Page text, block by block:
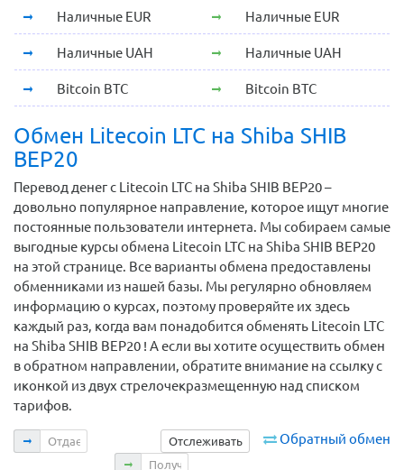
Наличные EUR Наличные EUR
Наличные UAH Наличные UAH
Bitcoin BTC Bitcoin BTC
Обмен Litecoin LTC на Shiba SHIB
BEP20
Перевод денег с Litecoin LTC на Shiba SHIB BEP20 –
довольно популярное направление, которое ищут многие
постоянные пользователи интернета. Мы собираем самые
выгодные курсы обмена Litecoin LTC на Shiba SHIB BEP20
на этой странице. Все варианты обмена предоставлены
обменниками из нашей базы. Мы регулярно обновляем
информацию о курсах, поэтому проверяйте их здесь
каждый раз, когда вам понадобится обменять Litecoin LTC
на Shiba SHIB BEP20 ! А если вы хотите осуществить обмен
в обратном направлении, обратите внимание на ссылку с
иконкой из двух стрелочекразмещенную над списком
тарифов.
Обратный обмен
Отслеживать
Отдаете
Получаете